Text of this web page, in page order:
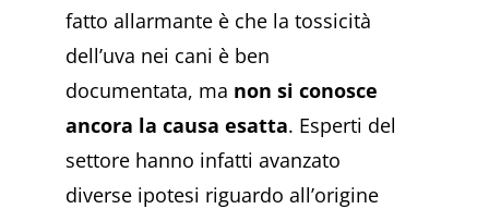
fatto allarmante è che la tossicità
dell’uva nei cani è ben
documentata, ma non si conosce
ancora la causa esatta. Esperti del
settore hanno infatti avanzato
diverse ipotesi riguardo all’origine